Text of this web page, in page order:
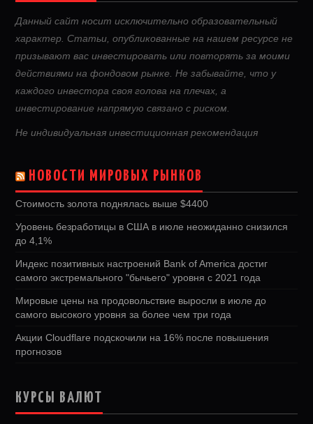
Данный сайт носит исключительно образовательный
характер. Статьи, опубликованные на нашем ресурсе не
призывают вас инвестировать или повторять за моими
действиями на фондовом рынке. Не забывайте, что у
каждого инвестора своя голова на плечах, а
инвестирование напрямую связано с риском.
Не индивидуальная инвестиционная рекомендация
НОВОСТИ МИРОВЫХ РЫНКОВ
Стоимость золота поднялась выше $4400
Уровень безработицы в США в июле неожиданно снизился
до 4,1%
Индекс позитивных настроений Bank of America достиг
самого экстремального "бычьего" уровня с 2021 года
Мировые цены на продовольствие выросли в июле до
самого высокого уровня за более чем три года
Акции Cloudflare подскочили на 16% после повышения
прогнозов
КУРСЫ ВАЛЮТ